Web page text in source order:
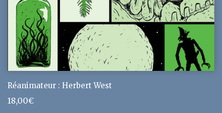
Réanimateur : Herbert West
18,00€